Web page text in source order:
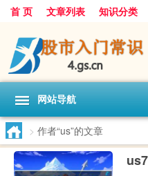
首 页 文章列表 知识分类
网站导航
> 作者“us”的文章